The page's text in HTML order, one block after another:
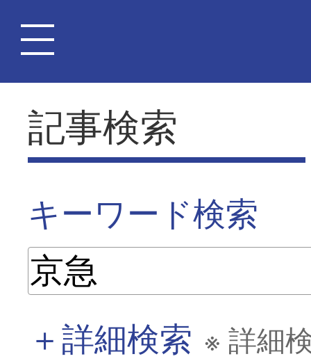
記事検索
キーワード検索
＋詳細検索 ※ 詳細